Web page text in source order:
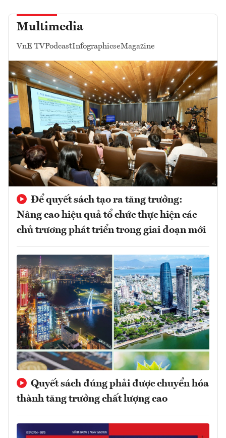
Multimedia
VnE TVPodcastInfographicseMagazine
Để quyết sách tạo ra tăng trưởng:
Nâng cao hiệu quả tổ chức thực hiện các
chủ trương phát triển trong giai đoạn mới
Quyết sách đúng phải được chuyển hóa
thành tăng trưởng chất lượng cao